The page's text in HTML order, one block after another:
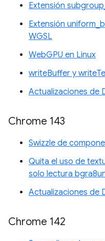
Extensión
Extensión
WGSL
WebGPU en Linux
writeBuffer y
Actualizaciones de
Chrome 143
Swizzle de
Quita el uso de
solo lectura
Actualizaciones de
Chrome 142